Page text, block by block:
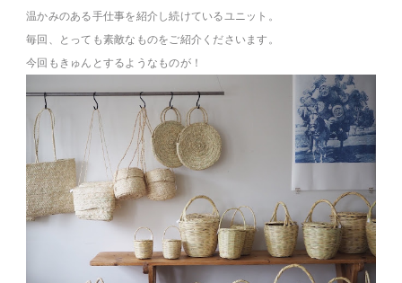
温かみのある手仕事を紹介し続けているユニット。
毎回、とっても素敵なものをご紹介くださいます。
今回もきゅんとするようなものが！